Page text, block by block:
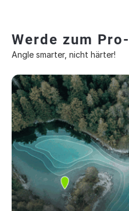
Werde zum
Angle smarter, nicht härter!